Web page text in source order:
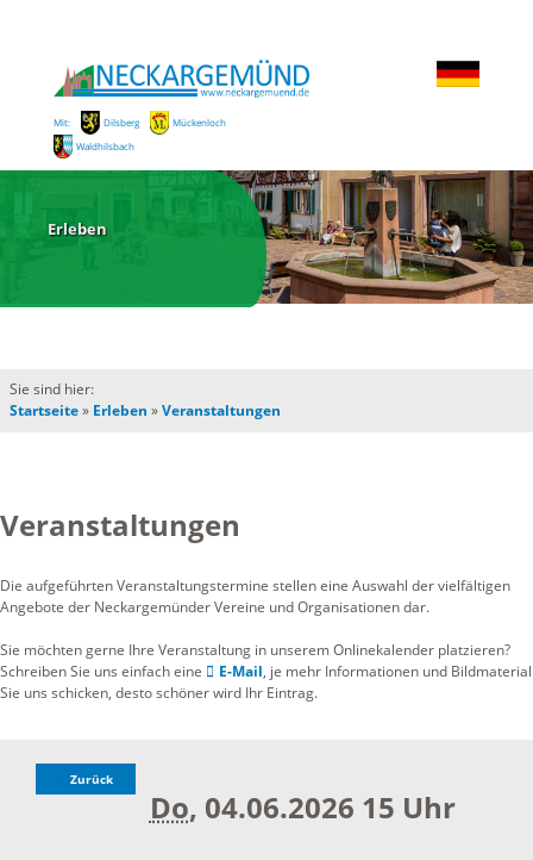
Mit: Dilsberg
Mückenloch
Waldhilsbach
Erleben
Sie sind hier:
Startseite» Erleben »Veranstaltungen
Veranstaltungen
Die aufgeführten Veranstaltungstermine stellen eine Auswahl der vielfältigen
Angebote der Neckargemünder Vereine und Organisationen dar.
Sie möchten gerne Ihre Veranstaltung in unserem Onlinekalender platzieren?
Schreiben Sie uns einfach eine
E-Mail, je mehr Informationen und Bildmaterial
Sie uns schicken, desto schöner wird Ihr Eintrag.
Zurück
Do, 04.06.2026 15 Uhr